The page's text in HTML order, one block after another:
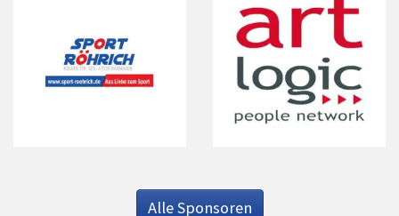
Alle Sponsoren